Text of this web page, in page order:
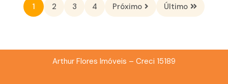
1 2 3 4 Próximo Último
Arthur Flores Imóveis – Creci 15189